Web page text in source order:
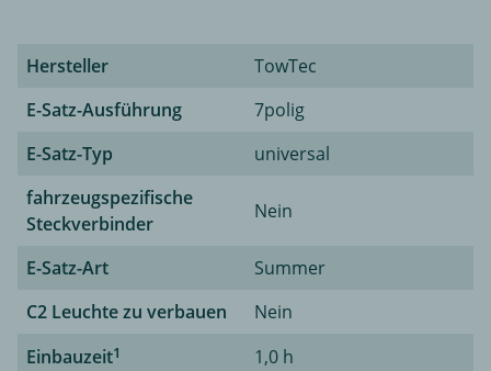
Hersteller
TowTec
E-Satz-Ausführung
7polig
E-Satz-Typ
universal
fahrzeugspezifische
Steckverbinder
Nein
E-Satz-Art
Summer
C2 Leuchte zu verbauen
Nein
Einbauzeit1
1,0 h